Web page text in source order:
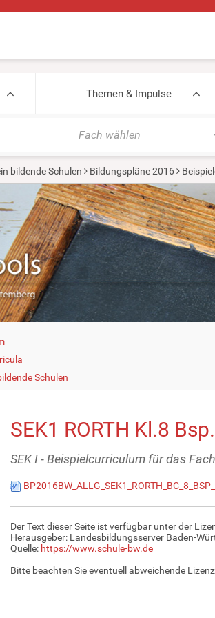
Themen & Impulse
Fach wählen
bildende Schulen Bildungspläne 2016
Schulen
SEK1 RORTH Kl.8
SEK I - Beispielcurriculum für das
Der Text dieser Seite ist verfügbar unter der
Herausgeber: Landesbildungsserver Baden-
Quelle: https://www.schule-bw.de
Bitte beachten Sie eventuell abweichende